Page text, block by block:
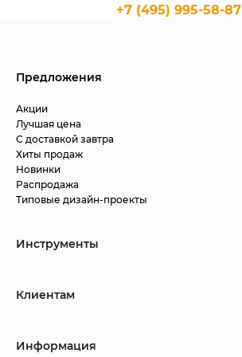
+7 (495) 995-58-87
Предложения
Акции
Лучшая цена
С доставкой завтра
Хиты продаж
Новинки
Распродажа
Типовые дизайн-проекты
Инструменты
Клиентам
Информация